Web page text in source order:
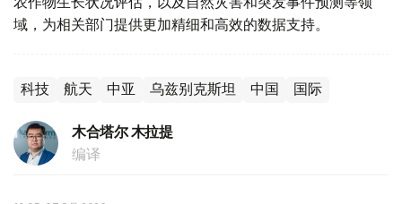
域，为相关部门提供更加精细和高效的数据支持。
科技 航天 中亚 乌兹别克斯坦 中国 国际
木合塔尔 木拉提
编译